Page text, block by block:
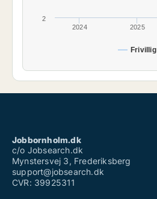
Frivillig
2024 2025
2
Jobbornholm.dk
c/o Jobsearch.dk
Mynstersvej 3, Frederiksberg
support@jobsearch.dk
CVR: 39925311